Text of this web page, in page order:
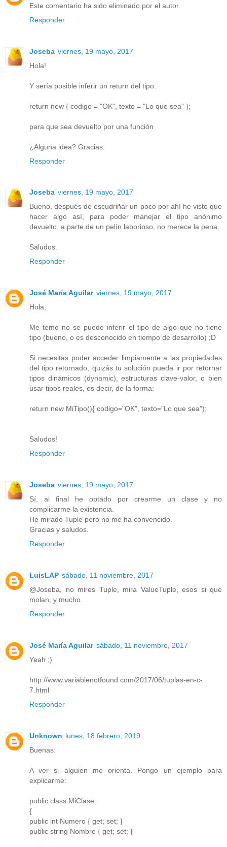
Este comentario ha sido eliminado por el autor.
Responder
Joseba viernes, 19 mayo, 2017
Hola!
Y sería posible inferir un return del tipo:
return new { codigo = "OK", texto = "Lo que sea" };
para que sea devuelto por una función
¿Alguna idea? Gracias.
Responder
Joseba viernes, 19 mayo, 2017
Bueno, después de escudriñar un poco por ahí he visto que
hacer algo así, para poder manejar el tipo anónimo
devuelto, a parte de un pelín laborioso, no merece la pena.
Saludos.
Responder
José María Aguilar viernes, 19 mayo, 2017
Hola,
Me temo no se puede inferir el tipo de algo que no tiene
tipo (bueno, o es desconocido en tiempo de desarrollo) ;D
Si necesitas poder acceder limpiamente a las propiedades
del tipo retornado, quizás tu solución pueda ir por retornar
tipos dinámicos (dynamic), estructuras clave-valor, o bien
usar tipos reales, es decir, de la forma:
return new MiTipo(){ codigo="OK", texto="Lo que sea");
Saludos!
Responder
Joseba viernes, 19 mayo, 2017
Sí, al final he optado por crearme un clase y no
complicarme la existencia.
He mirado Tuple pero no me ha convencido.
Gracias y saludos.
Responder
LuisLAP sábado, 11 noviembre, 2017
@Joseba, no mires Tuple, mira ValueTuple, esos si que
molan, y mucho.
Responder
José María Aguilar sábado, 11 noviembre, 2017
Yeah ;)
http://www.variablenotfound.com/2017/06/tuplas-en-c-
7.html
Responder
Unknown lunes, 18 febrero, 2019
Buenas:
A ver si alguien me orienta. Pongo un ejemplo para
explicarme:
public class MiClase
{
public int Numero { get; set; }
public string Nombre { get; set; }